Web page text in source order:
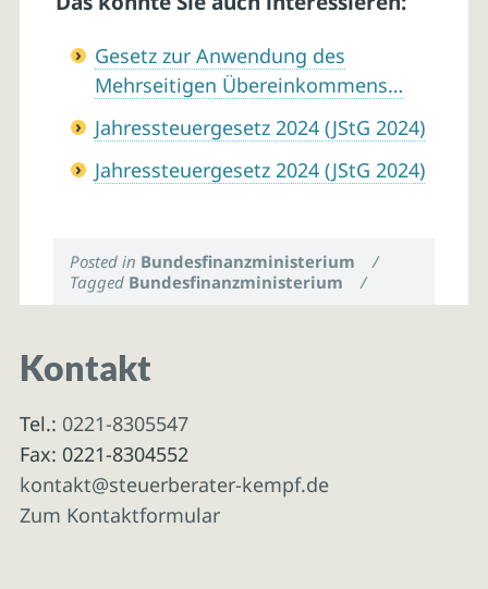
Gesetz zur Anwendung des
Mehrseitigen Übereinkommens…
Jahressteuergesetz 2024 (JStG 2024)
Jahressteuergesetz 2024 (JStG 2024)
Posted in Bundesfinanzministerium
/
Tagged Bundesfinanzministerium /
Kontakt
Tel.: 0221-8305547
Fax: 0221-8304552
kontakt@steuerberater-kempf.de
Zum Kontaktformular